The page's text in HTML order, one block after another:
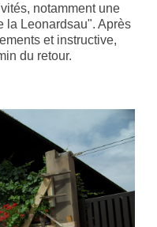
notamment une
la Leonardsau". Après
et instructive,
du retour.